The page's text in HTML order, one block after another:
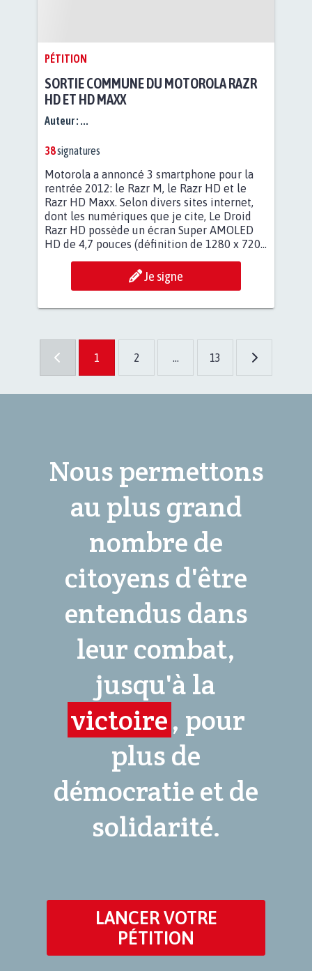
PÉTITION
SORTIE COMMUNE DU MOTOROLA RAZR
HD ET HD MAXX
Auteur : ...
38signatures
Motorola a annoncé 3 smartphone pour la
rentrée 2012: le Razr M, le Razr HD et le
Razr HD Maxx. Selon divers sites internet,
dont les numériques que je cite, Le Droid
Razr HD possède un écran Super AMOLED
HD de 4,7 pouces (définition de 1280 x 720...
Je signe
1 2 ... 13
Nous permettons
au plus grand
nombre de
citoyens d'être
entendus dans
leur combat,
jusqu'à la
victoire, pour
plus de
démocratie et de
solidarité.
LANCER VOTRE
PÉTITION